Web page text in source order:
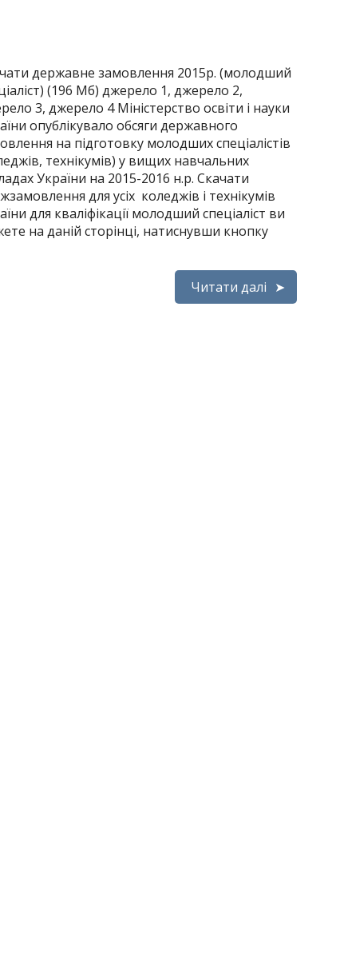
державне замовлення 2015р. (молодший
(196 Мб) джерело 1, джерело 2,
3, джерело 4 Міністерство освіти і науки
опублікувало обсяги державного
на підготовку молодших спеціалістів
технікумів) у вищих навчальних
України на 2015-2016 н.р. Скачати
для усіх коледжів і технікумів
для кваліфікації молодший спеціаліст ви
на даній сторінці, натиснувши кнопку
Читати далі